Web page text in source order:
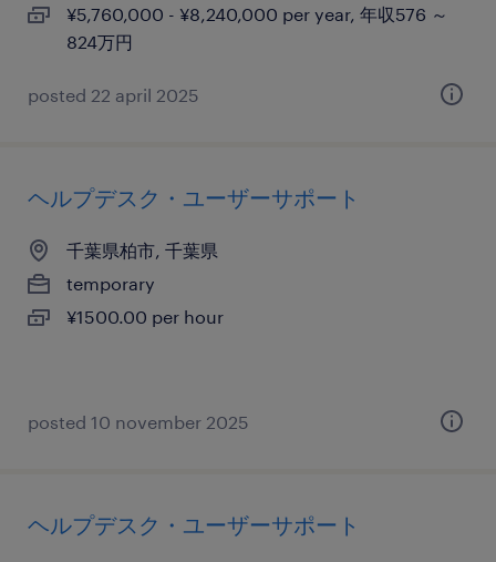
¥5,760,000 - ¥8,240,000 per year, 年収576 ～
824万円
posted 22 april 2025
ヘルプデスク・ユーザーサポート
千葉県柏市, 千葉県
temporary
¥1500.00 per hour
posted 10 november 2025
ヘルプデスク・ユーザーサポート